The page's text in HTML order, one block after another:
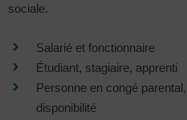
sociale.
Salarié et fonctionnaire
Étudiant, stagiaire, apprenti
Personne en congé
disponibilité